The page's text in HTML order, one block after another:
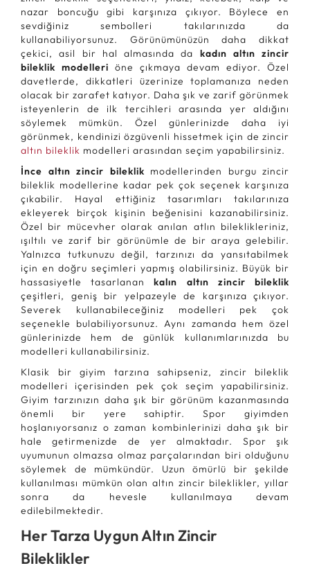
nazar boncuğu gibi karşınıza çıkıyor. Böylece en
sevdiğiniz sembolleri takılarınızda da
kullanabiliyorsunuz. Görünümünüzün daha dikkat
çekici, asil bir hal almasında da kadın altın zincir
bileklik modelleri öne çıkmaya devam ediyor. Özel
davetlerde, dikkatleri üzerinize toplamanıza neden
olacak bir zarafet katıyor. Daha şık ve zarif görünmek
isteyenlerin de ilk tercihleri arasında yer aldığını
söylemek mümkün. Özel günlerinizde daha iyi
görünmek, kendinizi özgüvenli hissetmek için de zincir
altın bileklik modelleri arasından seçim yapabilirsiniz.
İnce altın zincir bileklik modellerinden burgu zincir
bileklik modellerine kadar pek çok seçenek karşınıza
çıkabilir. Hayal ettiğiniz tasarımları takılarınıza
ekleyerek birçok kişinin beğenisini kazanabilirsiniz.
Özel bir mücevher olarak anılan atlın bileklikleriniz,
ışıltılı ve zarif bir görünümle de bir araya gelebilir.
Yalnızca tutkunuzu değil, tarzınızı da yansıtabilmek
için en doğru seçimleri yapmış olabilirsiniz. Büyük bir
hassasiyetle tasarlanankalın altın zincir bileklik
çeşitleri, geniş bir yelpazeyle de karşınıza çıkıyor.
Severek kullanabileceğiniz modelleri pek çok
seçenekle bulabiliyorsunuz. Aynı zamanda hem özel
günlerinizde hem de günlük kullanımlarınızda bu
modelleri kullanabilirsiniz.
Klasik bir giyim tarzına sahipseniz, zincir bileklik
modelleri içerisinden pek çok seçim yapabilirsiniz.
Giyim tarzınızın daha şık bir görünüm kazanmasında
önemli bir yere sahiptir. Spor giyimden
hoşlanıyorsanız o zaman kombinlerinizi daha şık bir
hale getirmenizde de yer almaktadır. Spor şık
uyumunun olmazsa olmaz parçalarından biri olduğunu
söylemek de mümkündür. Uzun ömürlü bir şekilde
kullanılması mümkün olan altın zincir bileklikler, yıllar
sonra da hevesle kullanılmaya devam
edilebilmektedir.
Her Tarza Uygun Altın Zincir
Bileklikler